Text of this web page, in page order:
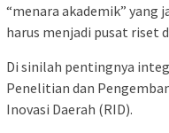
“menara akademik” yang
harus menjadi pusat riset
Di sinilah pentingnya
Penelitian dan
Inovasi Daerah (RID).